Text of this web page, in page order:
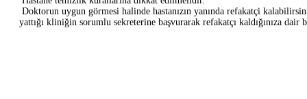
Doktorun uygun görmesi halinde hastanızın yanında refakatçi
yattığı kliniğin sorumlu sekreterine başvurarak refakatçı kaldığınıza